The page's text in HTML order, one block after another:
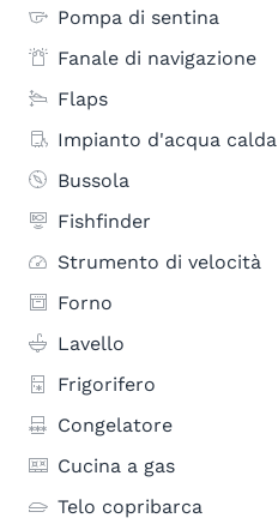
Pompa di sentina
Fanale di navigazione
Flaps
Impianto d'acqua calda
Bussola
Fishfinder
Strumento di velocità
Forno
Lavello
Frigorifero
Congelatore
Cucina a gas
Telo copribarca